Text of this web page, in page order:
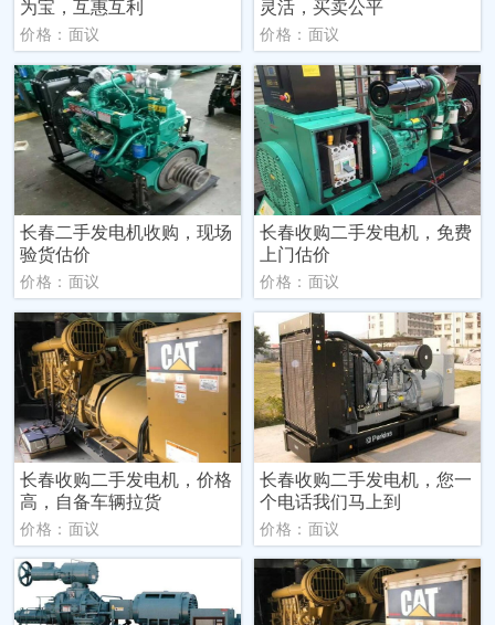
为宝，互惠互利
价格：面议
灵活，买卖公平
价格：面议
长春二手发电机收购，现场
验货估价
价格：面议
长春收购二手发电机，免费
上门估价
价格：面议
长春收购二手发电机，价格
高，自备车辆拉货
价格：面议
长春收购二手发电机，您一
个电话我们马上到
价格：面议